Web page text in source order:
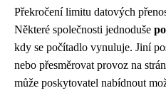
Překročení limitu datových
Některé společnosti jednoduše
kdy se počítadlo vynuluje. Jiní
nebo přesměrovat provoz na
může poskytovatel nabídnout